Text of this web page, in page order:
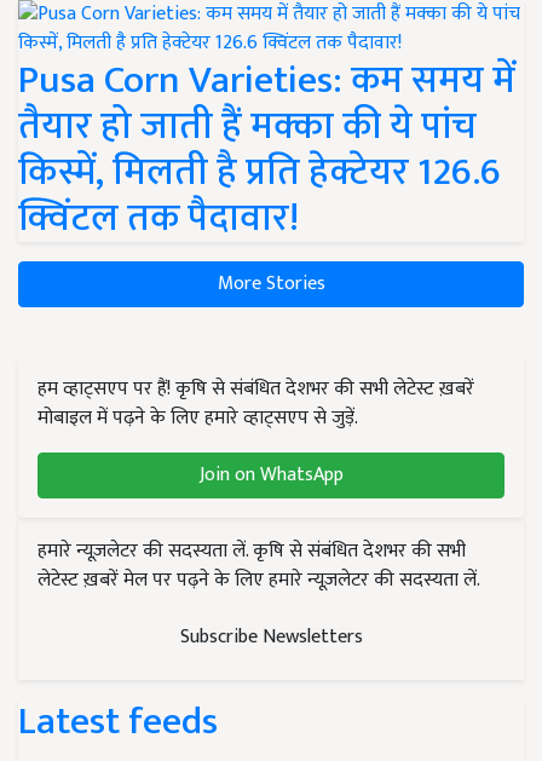
Pusa Corn Varieties: कम समय में
तैयार हो जाती हैं मक्का की ये पांच
किस्में, मिलती है प्रति हेक्टेयर 126.6
क्विंटल तक पैदावार!
More Stories
हम व्हाट्सएप पर हैं! कृषि से संबंधित देशभर की सभी लेटेस्ट ख़बरें
मोबाइल में पढ़ने के लिए हमारे व्हाट्सएप से जुड़ें.
Join on WhatsApp
हमारे न्यूज़लेटर की सदस्यता लें. कृषि से संबंधित देशभर की सभी
लेटेस्ट ख़बरें मेल पर पढ़ने के लिए हमारे न्यूज़लेटर की सदस्यता लें.
Subscribe Newsletters
Latest feeds